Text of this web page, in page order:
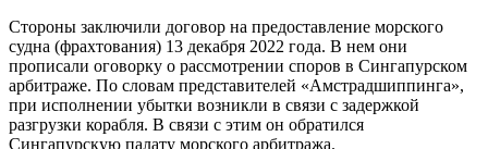
Стороны заключили договор на предоставление морского
судна (фрахтования) 13 декабря 2022 года. В нем они
прописали оговорку о рассмотрении споров в Сингапурском
арбитраже. По словам представителей «Амстрадшиппинга»,
при исполнении убытки возникли в связи с задержкой
разгрузки корабля. В связи с этим он обратился
Сингапурскую палату морского арбитража.